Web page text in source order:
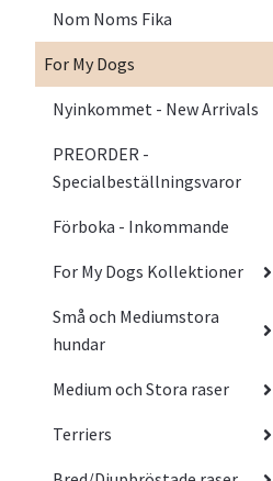
Nom Noms Fika
For My Dogs
Nyinkommet - New Arrivals
PREORDER -
Specialbeställningsvaror
Förboka - Inkommande
For My Dogs Kollektioner
Små och Mediumstora
hundar
Medium och Stora raser
Terriers